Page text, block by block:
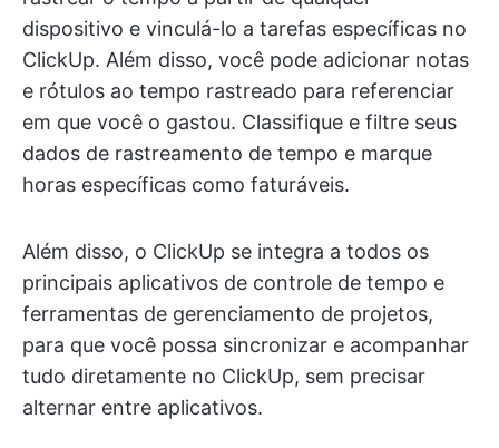
dispositivo e vinculá-lo a tarefas específicas no
ClickUp. Além disso, você pode adicionar notas
e rótulos ao tempo rastreado para referenciar
em que você o gastou. Classifique e filtre seus
dados de rastreamento de tempo e marque
horas específicas como faturáveis.
Além disso, o ClickUp se integra a todos os
principais aplicativos de controle de tempo e
ferramentas de gerenciamento de projetos,
para que você possa sincronizar e acompanhar
tudo diretamente no ClickUp, sem precisar
alternar entre aplicativos.